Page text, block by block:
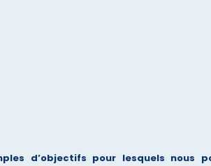
d’objectifs pour lesquels nous